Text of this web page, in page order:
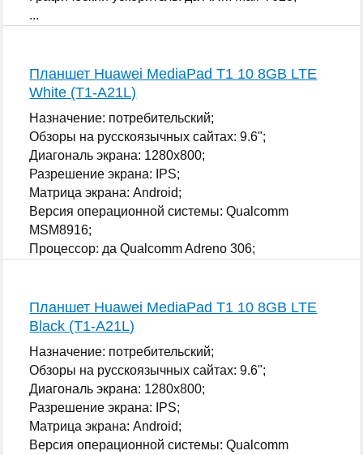
...
Планшет Huawei MediaPad T1 10 8GB LTE
White (T1-A21L)
Назначение: потребительский;
Обзоры на русскоязычных сайтах: 9.6";
Диагональ экрана: 1280x800;
Разрешение экрана: IPS;
Матрица экрана: Android;
Версия операционной системы: Qualcomm
MSM8916;
Процессор: да Qualcomm Adreno 306;
Планшет Huawei MediaPad T1 10 8GB LTE
Black (T1-A21L)
Назначение: потребительский;
Обзоры на русскоязычных сайтах: 9.6";
Диагональ экрана: 1280x800;
Разрешение экрана: IPS;
Матрица экрана: Android;
Версия операционной системы: Qualcomm